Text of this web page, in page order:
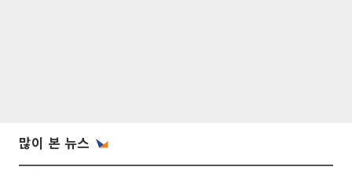
많이 본 뉴스